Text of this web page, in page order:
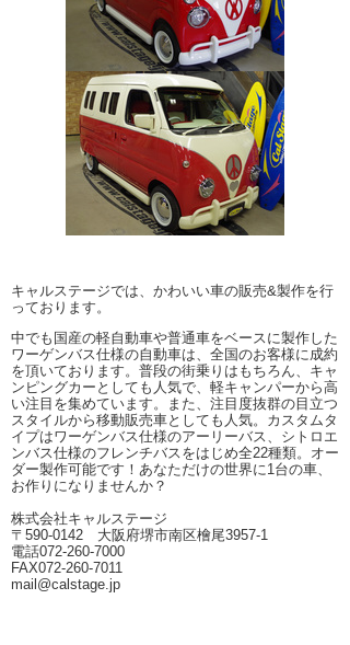
キャルステージでは、かわいい車の販売&製作を行
っております。
中でも国産の軽自動車や普通車をベースに製作した
ワーゲンバス仕様の自動車は、全国のお客様に成約
を頂いております。普段の街乗りはもちろん、キャ
ンピングカーとしても人気で、軽キャンパーから高
い注目を集めています。また、注目度抜群の目立つ
スタイルから移動販売車としても人気。カスタムタ
イプはワーゲンバス仕様のアーリーバス、シトロエ
ンバス仕様のフレンチバスをはじめ全22種類。オー
ダー製作可能です！あなただけの世界に1台の車、
お作りになりませんか？
株式会社キャルステージ
〒590-0142 大阪府堺市南区檜尾3957-1
電話072-260-7000
FAX072-260-7011
mail@calstage.jp